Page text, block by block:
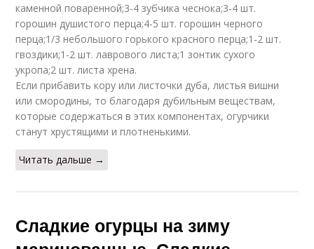
каменной поваренной;3-4 зубчика чеснока;3-4 шт.
горошин душистого перца;4-5 шт. горошин черного
перца;1/3 небольшого горького красного перца;1-2 шт.
гвоздики;1-2 шт. лаврового листа;1 зонтик сухого
укропа;2 шт. листа хрена.
Если прибавить кору или листочки дуба, листья вишни
или смородины, то благодаря дубильным веществам,
которые содержаться в этих компонентах, огурчики
станут хрустящими и плотненькими.
Читать дальше →
Сладкие огурцы на зиму